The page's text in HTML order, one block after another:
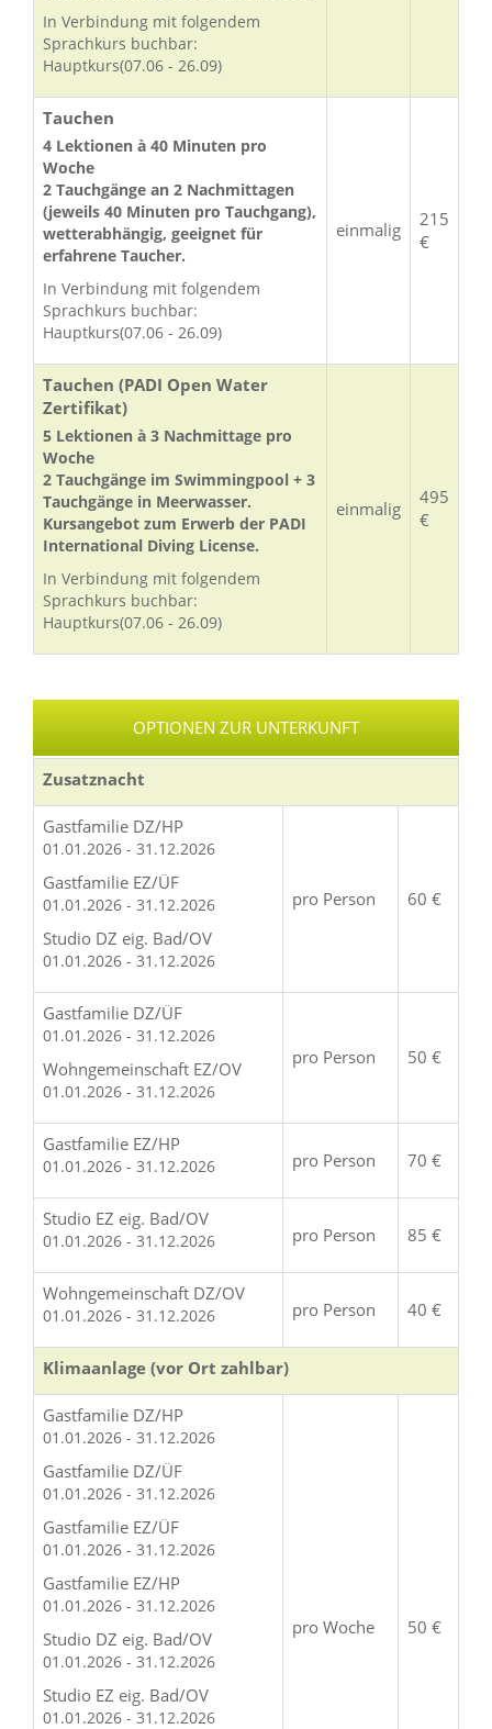
In Verbindung mit folgendem
Sprachkurs buchbar:
Hauptkurs(07.06 - 26.09)
Tauchen
4 Lektionen à 40 Minuten pro
Woche
2 Tauchgänge an 2 Nachmittagen
(jeweils 40 Minuten pro Tauchgang),
wetterabhängig, geeignet für
erfahrene Taucher.
In Verbindung mit folgendem
Sprachkurs buchbar:
Hauptkurs(07.06 - 26.09)
einmalig
215
€
Tauchen (PADI Open Water
Zertifikat)
5 Lektionen à 3 Nachmittage pro
Woche
2 Tauchgänge im Swimmingpool + 3
Tauchgänge in Meerwasser.
Kursangebot zum Erwerb der PADI
International Diving License.
In Verbindung mit folgendem
Sprachkurs buchbar:
Hauptkurs(07.06 - 26.09)
einmalig
495
€
OPTIONEN ZUR UNTERKUNFT
Zusatznacht
Gastfamilie DZ/HP
01.01.2026 - 31.12.2026
Gastfamilie EZ/ÜF
01.01.2026 - 31.12.2026
Studio DZ eig. Bad/OV
01.01.2026 - 31.12.2026
pro Person 60 €
Gastfamilie DZ/ÜF
01.01.2026 - 31.12.2026
Wohngemeinschaft EZ/OV
01.01.2026 - 31.12.2026
pro Person 50 €
Gastfamilie EZ/HP
01.01.2026 - 31.12.2026 pro Person 70 €
Studio EZ eig. Bad/OV
01.01.2026 - 31.12.2026 pro Person 85 €
Wohngemeinschaft DZ/OV
01.01.2026 - 31.12.2026 pro Person 40 €
Klimaanlage (vor Ort zahlbar)
Gastfamilie DZ/HP
01.01.2026 - 31.12.2026
Gastfamilie DZ/ÜF
01.01.2026 - 31.12.2026
Gastfamilie EZ/ÜF
01.01.2026 - 31.12.2026
Gastfamilie EZ/HP
01.01.2026 - 31.12.2026
Studio DZ eig. Bad/OV
01.01.2026 - 31.12.2026
Studio EZ eig. Bad/OV
01.01.2026 - 31.12.2026
pro Woche 50 €